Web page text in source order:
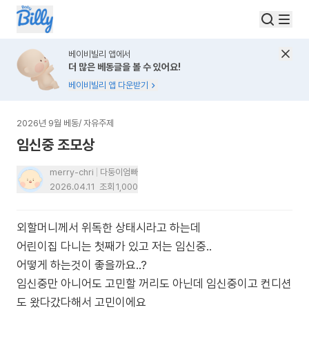
베이비빌리 앱에서
더 많은 베동글을 볼 수 있어요!
베이비빌리 앱 다운받기
2026년 9월 베동/ 자유주제
임신중 조모상
merry-chri
다둥이엄빠
2026.04.11 조회 1,000
외할머니께서 위독한 상태시라고 하는데
어린이집 다니는 첫째가 있고 저는 임신중..
어떻게 하는것이 좋을까요..?
임신중만 아니어도 고민할 꺼리도 아닌데 임신중이고 컨디션
도 왔다갔다해서 고민이에요